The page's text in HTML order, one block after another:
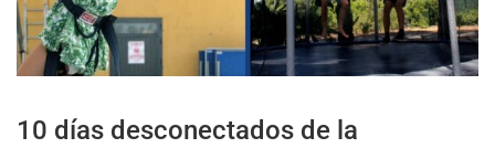
10 días desconectados de la